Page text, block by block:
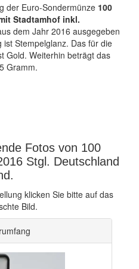
der Euro-Sondermünze 100
Stadtamhof inkl.
dem Jahr 2016 ausgegeben
Stempelglanz. Das für die
Gold. Weiterhin beträgt das
Gramm.
Fotos von 100
Stgl. Deutschland
klicken Sie bitte auf das
Bild.